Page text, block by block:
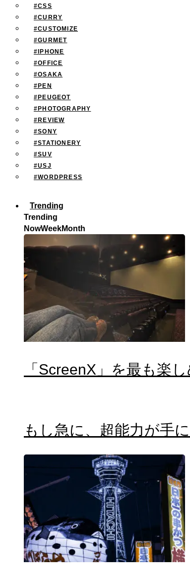
#CSS
#CURRY
#CUSTOMIZE
#GURMET
#IPHONE
#OFFICE
#OSAKA
#PEN
#PEUGEOT
#PHOTOGRAPHY
#REVIEW
#SONY
#STATIONERY
#SUV
#USJ
#WORDPRESS
Trending
Trending
NowWeekMonth
「ScreenX」を最も楽
もし急に、超能力が手